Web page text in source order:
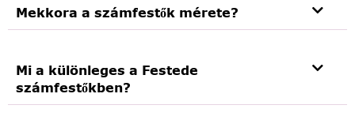
Mekkora a számfestők mérete?
Mi a különleges a Festede
számfestőkben?